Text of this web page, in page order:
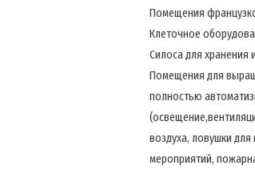
Помещения
Клеточное
Силоса для хранения
Помещения для
полностью
воздуха, ловушки
мероприятий,